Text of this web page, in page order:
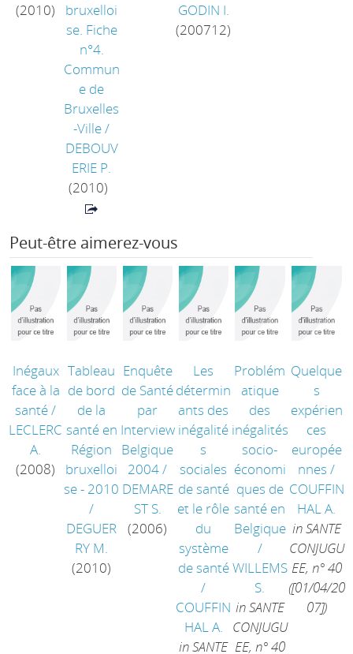
(2010)
bruxelloi
se. Fiche
n°4.
Commun
e de
Bruxelles
-Ville/
DEBOUV
ERIE P.
(2010)
GODIN I.
(200712)
Peut-être aimerez-vous
Inégaux
face à la
santé/
LECLERC
A.
(2008)
Tableau
de bord
de la
santé en
Région
bruxelloi
se - 2010
/
DEGUER
RY M.
(2010)
Enquête
de Santé
par
Interview
Belgique
2004/
DEMARE
ST S.
(2006)
Les
détermin
ants des
inégalité
s
sociales
de santé
et le rôle
du
système
de santé
/
COUFFIN
HAL A.
in SANTE
Problém
atique
des
inégalités
socio-
économi
ques de
santé en
Belgique
/
WILLEMS
S.
in SANTE
CONJUGU
EE, n° 40
Quelque
s
expérien
ces
europée
nnes /
COUFFIN
HAL A.
in SANTE
CONJUGU
EE, n° 40
([01/04/20
07])